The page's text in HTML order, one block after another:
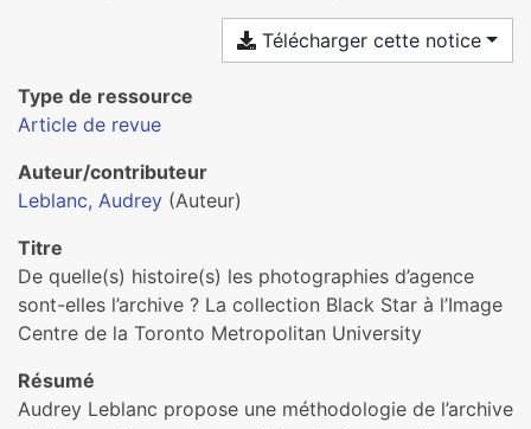
Télécharger cette notice
Type de ressource
Article de revue
Auteur/contributeur
Leblanc, Audrey (Auteur)
Titre
De quelle(s) histoire(s) les photographies d’agence
sont-elles l’archive ? La collection Black Star à l’Image
Centre de la Toronto Metropolitan University
Résumé
Audrey Leblanc propose une méthodologie de l’archive